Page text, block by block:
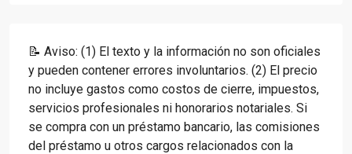
📝 Aviso: (1) El texto y la información no son oficiales
y pueden contener errores involuntarios. (2) El precio
no incluye gastos como costos de cierre, impuestos,
servicios profesionales ni honorarios notariales. Si
se compra con un préstamo bancario, las comisiones
del préstamo u otros cargos relacionados con la